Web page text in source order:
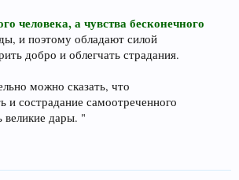
человека, а чувства бесконечного
и поэтому обладают силой
добро и облегчать страдания.
можно сказать, что
и сострадание самоотреченного
великие дары. "